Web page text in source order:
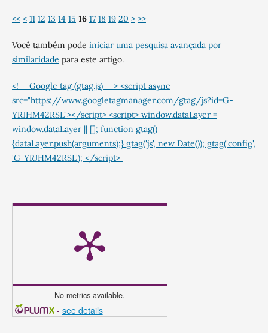
<< < 11 12 13 14 15 16 17 18 19 20 > >>
Você também pode iniciar uma pesquisa avançada por
similaridade para este artigo.
<!-- Google tag (gtag.js) --> <script async
src="https://www.googletagmanager.com/gtag/js?id=G-
YRJHM42RSL"></script> <script> window.dataLayer =
window.dataLayer || []; function gtag()
{dataLayer.push(arguments);} gtag('js', new Date()); gtag('config',
'G-YRJHM42RSL'); </script>
No metrics available.
- see details